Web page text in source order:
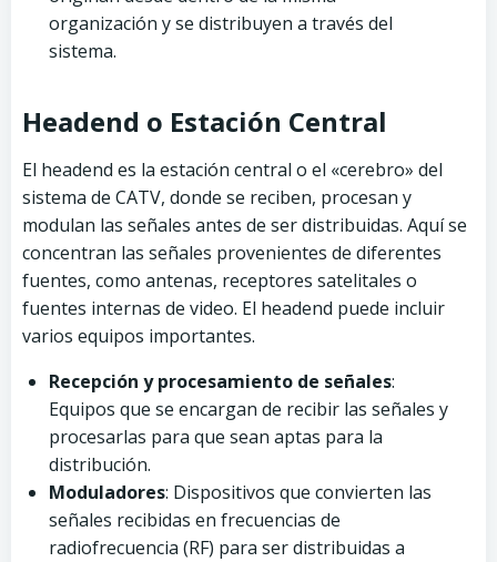
organización y se distribuyen a través del
sistema.
Headend o Estación Central
El headend es la estación central o el «cerebro» del
sistema de CATV, donde se reciben, procesan y
modulan las señales antes de ser distribuidas. Aquí se
concentran las señales provenientes de diferentes
fuentes, como antenas, receptores satelitales o
fuentes internas de video. El headend puede incluir
varios equipos importantes.
Recepción y procesamiento de señales:
Equipos que se encargan de recibir las señales y
procesarlas para que sean aptas para la
distribución.
Moduladores: Dispositivos que convierten las
señales recibidas en frecuencias de
radiofrecuencia (RF) para ser distribuidas a